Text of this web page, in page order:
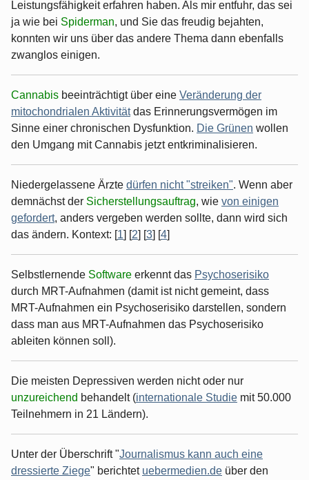
Leistungsfähigkeit erfahren haben. Als mir entfuhr, das sei
ja wie bei Spiderman, und Sie das freudig bejahten,
konnten wir uns über das andere Thema dann ebenfalls
zwanglos einigen.
Cannabis beeinträchtigt über eine Veränderung der
mitochondrialen Aktivitätdas Erinnerungsvermögen im
Sinne einer chronischen Dysfunktion. Die Grünen wollen
den Umgang mit Cannabis jetzt entkriminalisieren.
Niedergelassene Ärzte dürfen nicht "streiken". Wenn aber
demnächst der Sicherstellungsauftrag, wie von einigen
gefordert, anders vergeben werden sollte, dann wird sich
das ändern. Kontext: [1] [2] [3] [4]
Selbstlernende Software erkennt das Psychoserisiko
durch MRT-Aufnahmen (damit ist nicht gemeint, dass
MRT-Aufnahmen ein Psychoserisiko darstellen, sondern
dass man aus MRT-Aufnahmen das Psychoserisiko
ableiten können soll).
Die meisten Depressiven werden nicht oder nur
unzureichend behandelt (internationale Studie mit 50.000
Teilnehmern in 21 Ländern).
Unter der Überschrift "Journalismus kann auch eine
dressierte Ziege" berichtet uebermedien.de über den